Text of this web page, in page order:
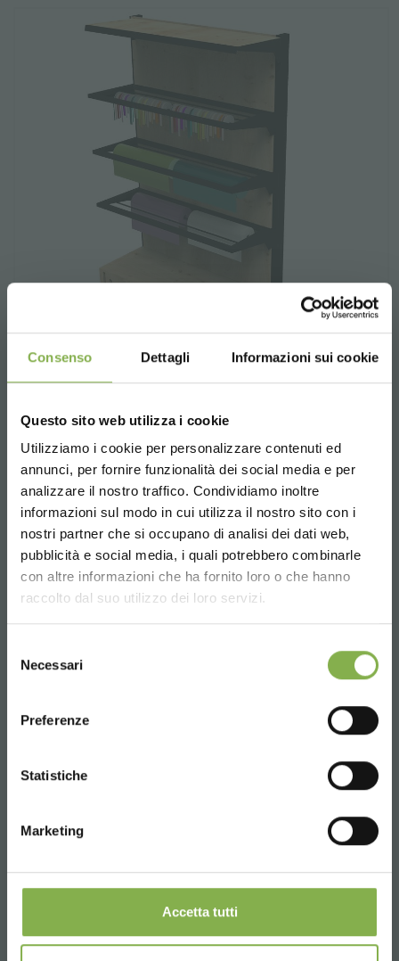
Consenso Dettagli Informazioni sui cookie
Questo sito web utilizza i cookie
Utilizziamo i cookie per personalizzare contenuti ed
annunci, per fornire funzionalità dei social media e per
analizzare il nostro traffico. Condividiamo inoltre
informazioni sul modo in cui utilizza il nostro sito con i
nostri partner che si occupano di analisi dei dati web,
pubblicità e social media, i quali potrebbero combinarle
con altre informazioni che ha fornito loro o che hanno
raccolto dal suo utilizzo dei loro servizi.
delNecessari
Preferenze
Statistiche
Marketing
Accetta tutti
AMOR: rayonnages en bois pour
l'emballage avec étagères mobile
Rayonnage en bois pour l'emballage avec
étagères mobiles idéal pour les magasins de
fleurs
demande de devis
Choose the country you are in and your
language for a better browsing experience